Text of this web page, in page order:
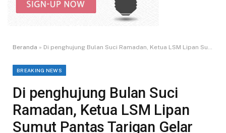
Beranda » Di penghujung Bulan Suci Ramadan, Ketua LSM Lipan Sumut Pantas Tarigan Gelar Bakti Sosial Berbagi ke Warga Masyarakat
BREAKING NEWS
Di penghujung Bulan Suci
Ramadan, Ketua LSM Lipan
Sumut Pantas Tarigan Gelar